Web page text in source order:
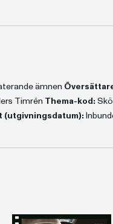
ämnen
Timrén Thema-kod:
(utgivningsdatum):